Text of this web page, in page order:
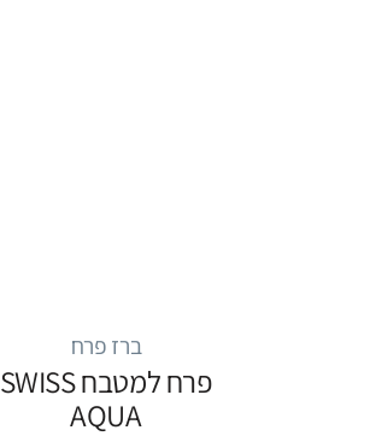
ברז פרח
פרח למטבח SWISS
AQUA